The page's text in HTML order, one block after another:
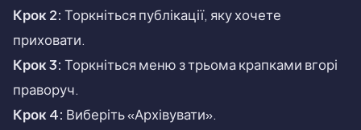
Крок 2: Торкніться публікації, яку хочете
приховати.
Крок 3: Торкніться меню з трьома крапками вгорі
праворуч.
Крок 4: Виберіть «Архівувати».